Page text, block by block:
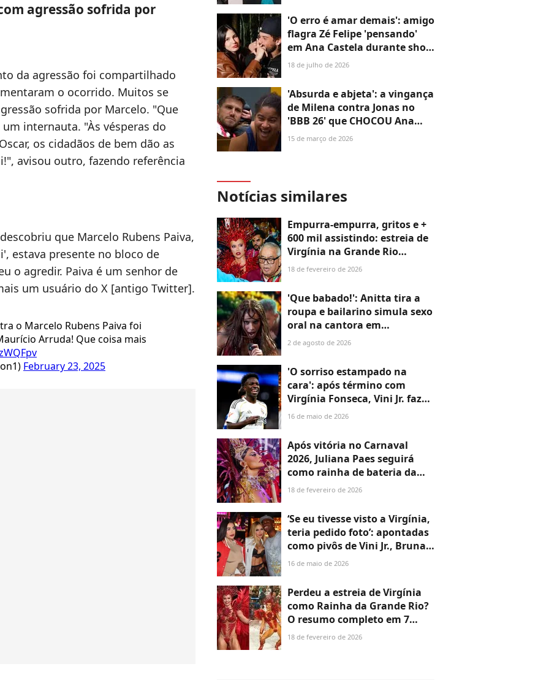
agressão sofrida por
da agressão foi compartilhado
o ocorrido. Muitos se
sofrida por Marcelo. "Que
internauta. "Às vésperas do
os cidadãos de bem dão as
avisou outro, fazendo referência
que Marcelo Rubens Paiva,
estava presente no bloco de
o agredir. Paiva é um senhor de
um usuário do X [antigo Twitter].
o Marcelo Rubens Paiva foi
Arruda! Que coisa mais
February 23, 2025
de SP
'O erro é amar demais': amigo
flagra Zé Felipe 'pensando'
em Ana Castela durante show
e cantor reage após ter vídeo
18 de julho de 2026
'Absurda e abjeta': a vingança
de Milena contra Jonas no
'BBB 26' que CHOCOU Ana
Paula Renault. Veja o vídeo!
15 de março de 2026
Notícias similares
Empurra-empurra, gritos e +
600 mil assistindo: estreia de
Virgínia na Grande Rio
começa com caos e
'Mentirosa!'
18 de fevereiro de 2026
'Que babado!': Anitta tira a
roupa e bailarino simula sexo
oral na cantora em
performance que agitou a
2 de agosto de 2026
'O sorriso estampado na
cara': após término com
Virgínia Fonseca, Vini Jr. faz
primeira aparição e web não
16 de maio de 2026
Após vitória no Carnaval
2026, Juliana Paes seguirá
como rainha de bateria da
Viradouro em 2027? Atriz se
18 de fevereiro de 2026
‘Se eu tivesse visto a Virgínia,
teria pedido foto’: apontadas
como pivôs de Vini Jr., Bruna
Pinheiro e Jéssica de Paula
ataques
16 de maio de 2026
Perdeu a estreia de Virgínia
como Rainha da Grande Rio?
O resumo completo em 7
pontos de tudo que a
18 de fevereiro de 2026